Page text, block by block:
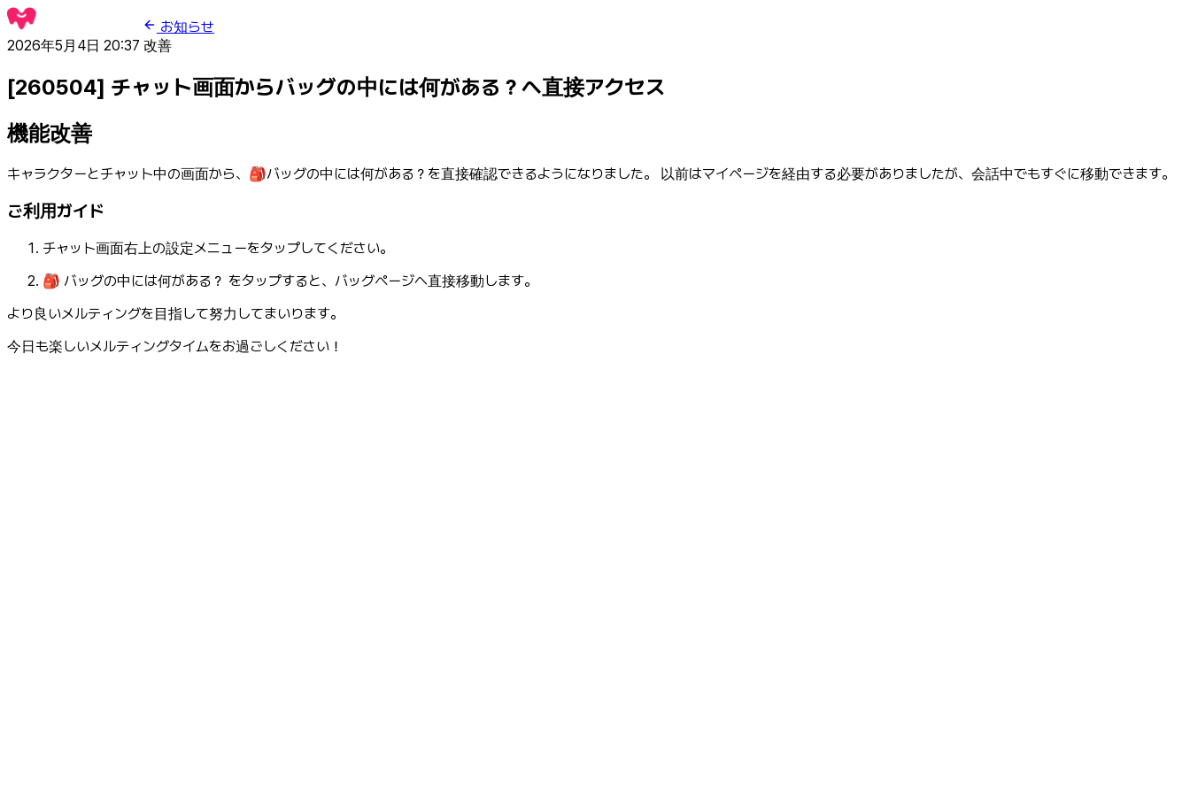
お知らせ
2026年5月4日 20:37 改善
[260504] チャット画面からバッグの中には何がある？へ直接アクセス
機能改善
キャラクターとチャット中の画面から、🎒バッグの中には何がある？を直接確認できるようになりました。 以前はマイページを経由する必要がありましたが、会話中でもすぐに移動できます。
ご利用ガイド
チャット画面右上の設定メニューをタップしてください。
🎒 バッグの中には何がある？ をタップすると、バッグページへ直接移動します。
より良いメルティングを目指して努力してまいります。
今日も楽しいメルティングタイムをお過ごしください！